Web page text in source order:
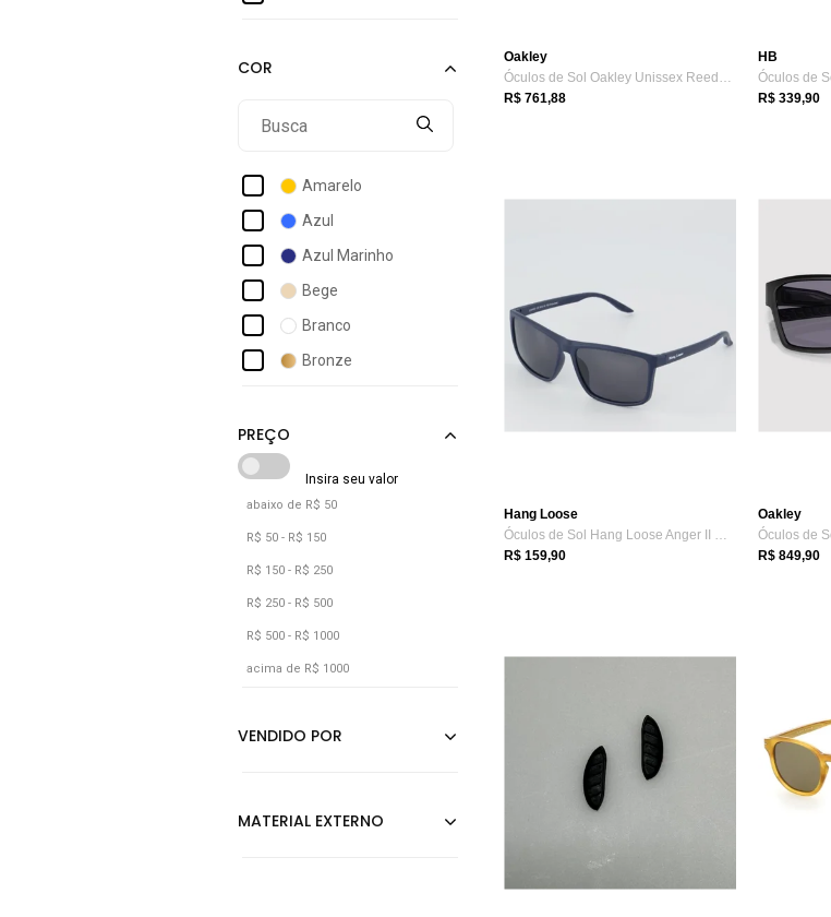
Mormaii
Amarelo
Azul
Azul Marinho
Bege
Branco
Bronze
Dourado
Estampado
Grafite
Incolor
Jeans
Laranja
Multicolorido
Ouro Velho
abaixo de R$ 50
R$ 50 - R$ 150
R$ 150 - R$ 250
R$ 250 - R$ 500
R$ 500 - R$ 1000
acima de R$ 1000
Oakley
Óculos de Sol Oakley Unissex Reedmace Pr...
R$ 761,88
HB
R$ 339,90
Hang Loose
Óculos de Sol Hang Loose Anger II Marinho e Preto
R$ 159,90
Oakley
R$ 849,90